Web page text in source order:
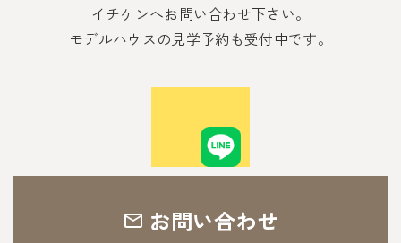
イチケンへお問い合わせ下さい。
モデルハウスの見学予約も受付中です。
お問い合わせ